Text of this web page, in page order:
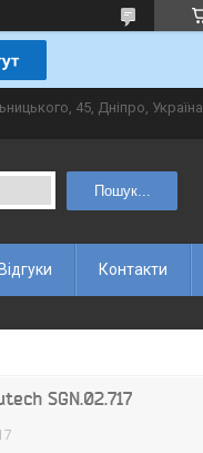
45, Дніпро, Україна
Пошук...
Відгуки Контакти
SGN.02.717